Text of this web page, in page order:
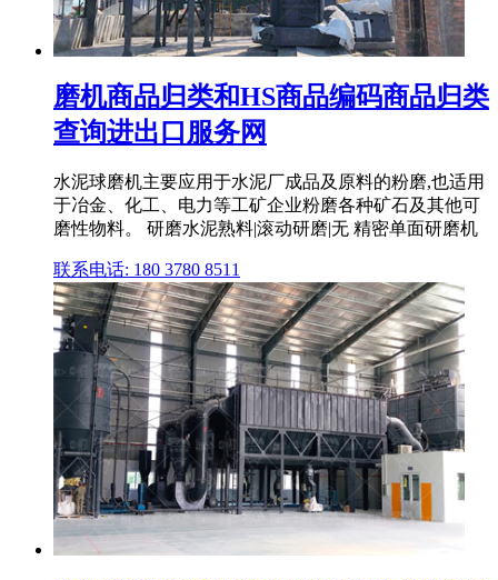
磨机商品归类和HS商品编码商品归类
查询进出口服务网
水泥球磨机主要应用于水泥厂成品及原料的粉磨,也适用
于冶金、化工、电力等工矿企业粉磨各种矿石及其他可
磨性物料。 研磨水泥熟料|滚动研磨|无 精密单面研磨机
联系电话: 180 3780 8511